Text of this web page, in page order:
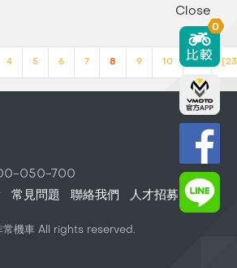
4 5 6 7 8 9 10 >>
050-700
常見問題 聯絡我們 人才招募
常機車 All rights reserved.
Close
0